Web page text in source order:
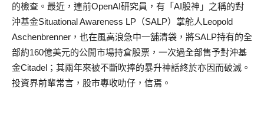
的檢查。最近，連前OpenAI研究員，有「AI股神」之稱的對
沖基金Situational Awareness LP（SALP）掌舵人Leopold
Aschenbrenner，也在風高浪急中一舖清袋，將SALP持有的全
部約160億美元的公開市場持倉股票，一次過全部售予對沖基
金Citadel；其兩年來被不斷吹捧的暴升神話終於亦因而破滅。
投資界前輩常言，股市專收叻仔，信焉。